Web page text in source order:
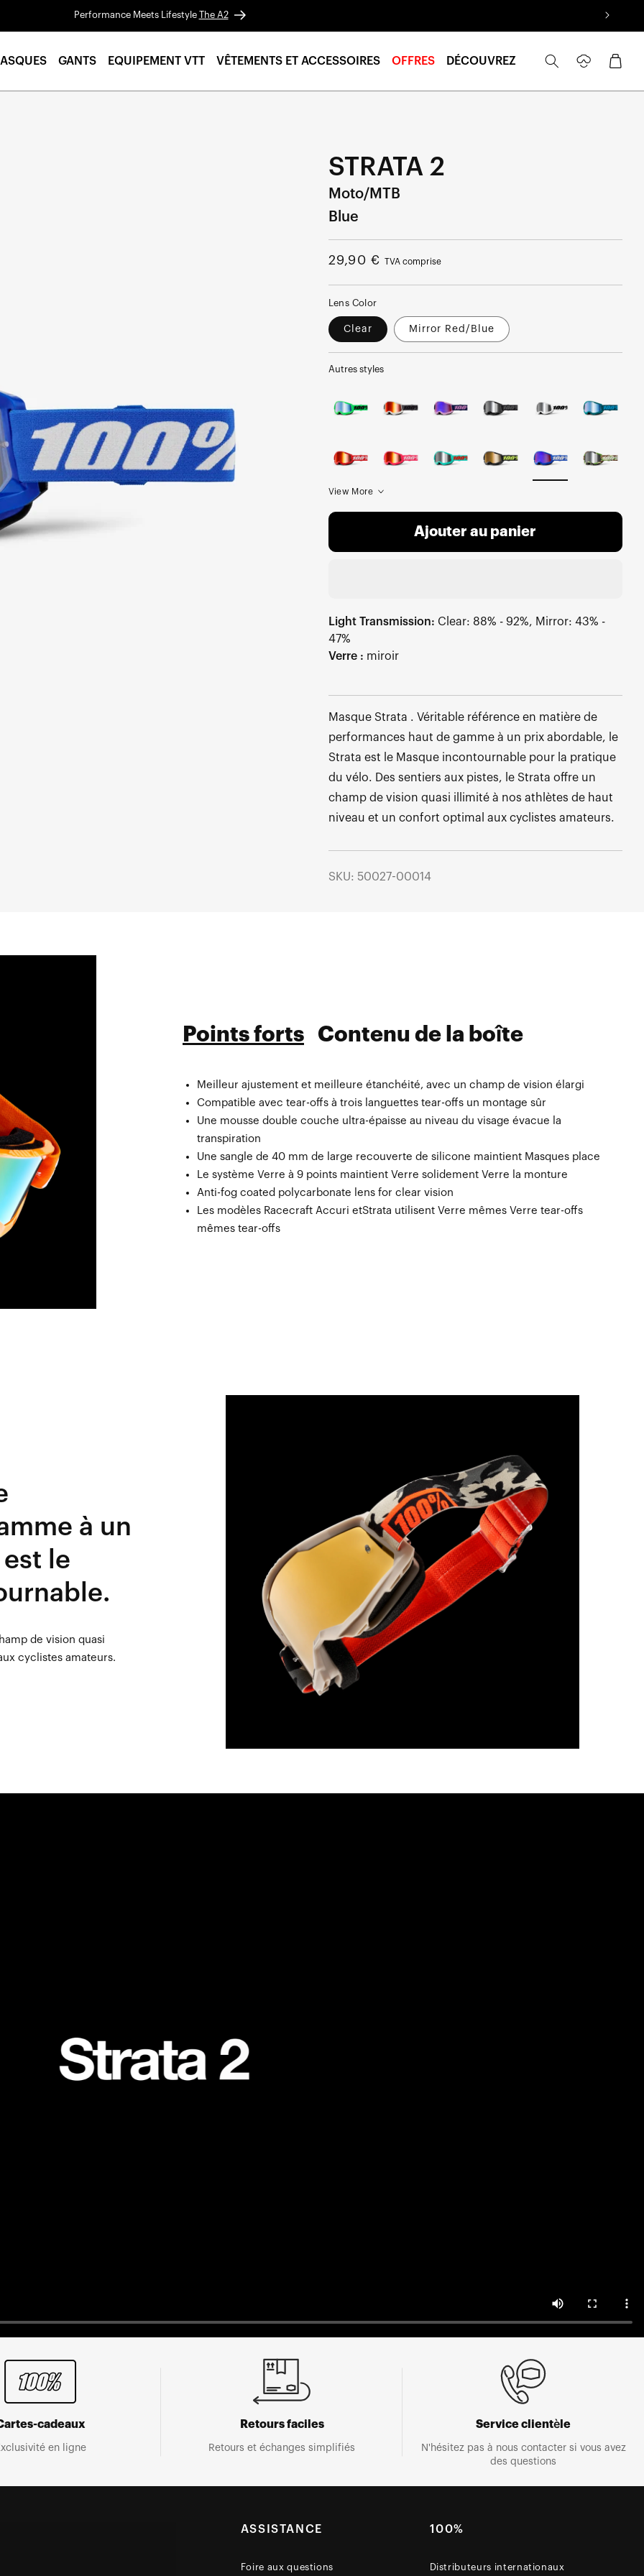
Performance Meets Lifestyle The A2
GANTS EQUIPEMENT VTT VÊTEMENTS ET ACCESSOIRES OFFRES DÉCOUVREZ
connecter
Panier
STRATA 2
Moto/MTB
Blue
Prix
29,90 € TVA comprise
Lens Color
Clear Mirror Red/Blue
Autres styles
View More
Ajouter au panier
Light Transmission: Clear: 88% - 92%, Mirror: 43% -
47%
Verre : miroir
Masque Strata . Véritable référence en matière de
performances haut de gamme à un prix abordable, le
Strata est le Masque incontournable pour la pratique
du vélo. Des sentiers aux pistes, le Strata offre un
champ de vision quasi illimité à nos athlètes de haut
niveau et un confort optimal aux cyclistes amateurs.
SKU: 50027-00014
Points forts Contenu de la boîte
Meilleur ajustement et meilleure étanchéité, avec un champ de vision élargi
Compatible avec tear-offs à trois languettes tear-offs un montage sûr
Une mousse double couche ultra-épaisse au niveau du visage évacue la
transpiration
Une sangle de 40 mm de large recouverte de silicone maintient Masques place
Le système Verre à 9 points maintient Verre solidement Verre la monture
Anti-fog coated polycarbonate lens for clear vision
Les modèles Racecraft Accuri etStrata utilisent Verre mêmes Verre tear-offs
mêmes tear-offs
à un
le
de vision quasi
cyclistes amateurs.
cadeaux
en ligne
Retours faciles
Retours et échanges simplifiés
Service clientèle
N'hésitez pas à nous contacter si vous avez
des questions
ASSISTANCE
Foire aux questions
100%
Distributeurs internationaux